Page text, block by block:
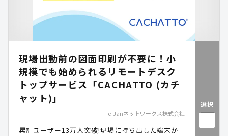
現場出動前の図面印刷が不要に！小
規模でも始められるリモートデスク
トップサービス「CACHATTO (カチ
ャット)」
e-Janネットワークス株式会社
累計ユーザー13万人突破!現場に持ち出した端末か
選択